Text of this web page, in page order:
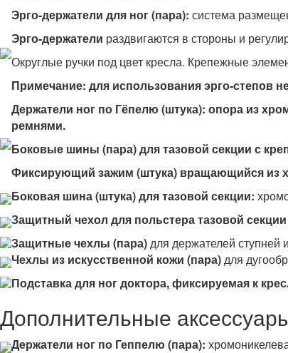
Эрго-держатели для ног (пара): система
Эрго-держатели раздвигаются в стороны и
Округлые ручки под цвет кресла. Крепежные
Примечание: для использования эрго-степов
Держатели ног по Гёпелю (штука): опора из
ремнями.
Боковые шины (пара) для тазовой секции с
Фиксирующий зажим (штука) вращающийся из
Боковая шина (штука) для тазовой секции:
Защитный чехол для польстера тазовой секции
Защитные чехлы (пара)для держателей ступней
Чехлы из искусственной кожи (пара)для
Подставка для ног доктора, фиксируемая к
Дополнительные
Держатели ног по Геппелю (пара):